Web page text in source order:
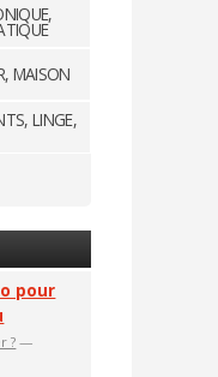
MAISON
LINGE,
pour
?—